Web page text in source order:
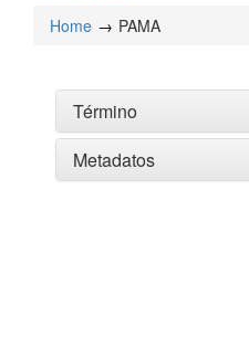
Home PAMA
Término
Metadatos